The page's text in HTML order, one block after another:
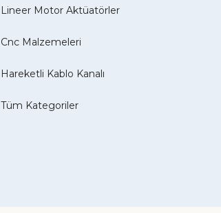
Lineer Motor Aktüatörler
Cnc Malzemeleri
Hareketli Kablo Kanalı
Tüm Kategoriler